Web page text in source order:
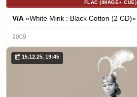
FLAC (IMAGE+.CUE)
V/A «White Mink : Black Cotton (2 CD)»
2009
15.12.25, 19:45